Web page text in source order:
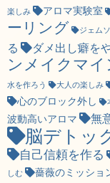
楽しみ
アロマ実験室
ーリング
ジェム
る
ダメ出し癖を
ンメイクマイ
水を作ろう
大人の楽しみ
心のブロック外し
波動高いアロマ 無
脳デトッ
自己信頼を作る
しむ
薔薇のミッショ